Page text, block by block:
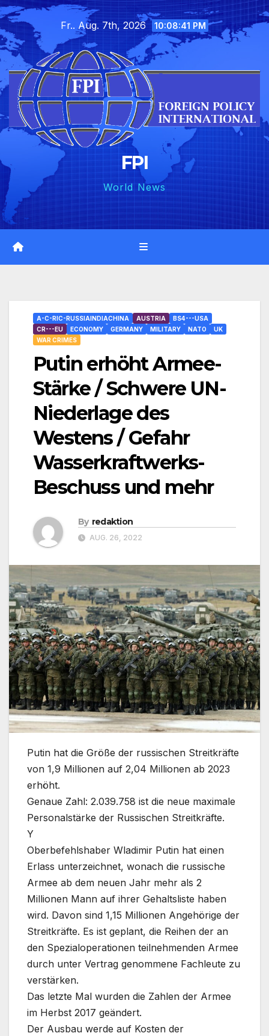
Skip
to
content
Fr.. Aug. 7th, 2026 10:08:42 PM
FPI
World News
A-C-RIC-RUSSIAINDIACHINA AUSTRIA
BS4---USA
CR---EU
ECONOMY GERMANY MILITARY NATO
UK
WAR CRIMES
Putin erhöht Armee-
Stärke / Schwere UN-
Niederlage des
Westens / Gefahr
Wasserkraftwerks-
Beschuss und mehr
By redaktion
AUG. 26, 2022
Putin hat die Größe der russischen Streitkräfte
von 1,9 Millionen auf 2,04 Millionen ab 2023
erhöht.
Genaue Zahl: 2.039.758 ist die neue maximale
Personalstärke der Russischen Streitkräfte.
Y
Oberbefehlshaber Wladimir Putin hat einen
Erlass unterzeichnet, wonach die russische
Armee ab dem neuen Jahr mehr als 2
Millionen Mann auf ihrer Gehaltsliste haben
wird. Davon sind 1,15 Millionen Angehörige der
Streitkräfte. Es ist geplant, die Reihen der an
den Spezialoperationen teilnehmenden Armee
durch unter Vertrag genommene Fachleute zu
verstärken.
Das letzte Mal wurden die Zahlen der Armee
im Herbst 2017 geändert.
Der Ausbau werde auf Kosten der